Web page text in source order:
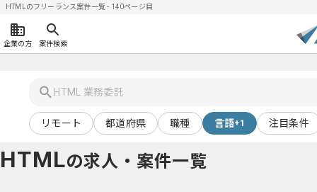
HTMLのフリーランス案件一覧 - 140ページ目
企業の方 案件検索
リモート 都道府県 職種 言語+1 注目条件
HTMLの求人・案件一覧